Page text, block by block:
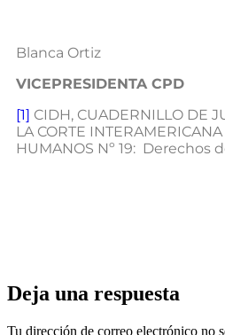
Blanca Ortiz
VICEPRESIDENTA CPD
[1] CIDH, CUADERNILLO DE
LA CORTE
HUMANOS Nº 19: Derechos
Deja una respuesta
Tu dirección de correo electrónico no